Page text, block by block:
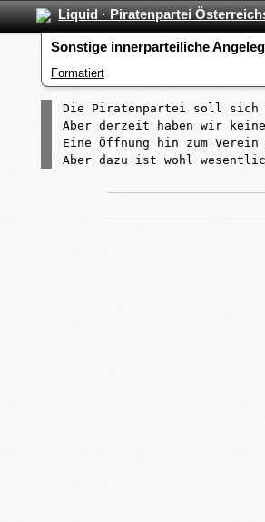
Liquid · Piratenpartei
Sonstige innerparteiliche
Formatiert
Die Piratenpartei soll sich
Aber derzeit haben wir keine
Eine Öffnung hin zum
Aber dazu ist wohl